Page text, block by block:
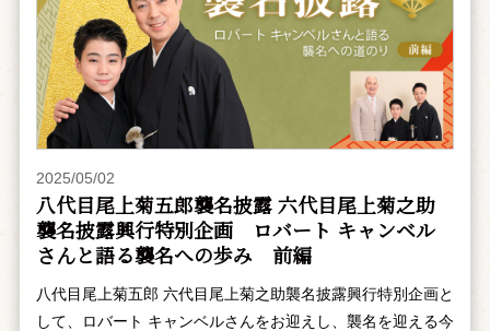
2025/05/02
八代目尾上菊五郎襲名披露 六代目尾上菊之助
襲名披露興行特別企画 ――ロバート キャンベル
さんと語る襲名への歩み 前編
八代目尾上菊五郎 六代目尾上菊之助襲名披露興行特別企画と
して、ロバート キャンベルさんをお迎えし、襲名を迎える今